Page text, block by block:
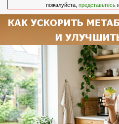
пожалуйста, представьтесь